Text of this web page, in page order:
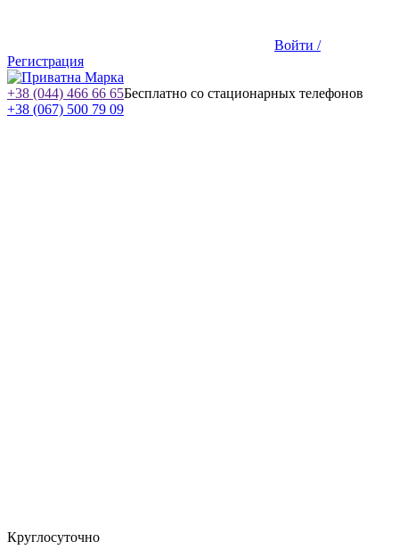
Войти /
Регистрация
+38 (044) 466 66 65Бесплатно со стационарных телефонов
+38 (067) 500 79 09
Круглосуточно